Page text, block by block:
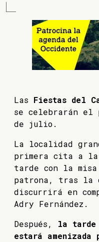
Las Fiestas del
se celebrarán el
de julio.
La localidad
primera cita a la
tarde con la
patrona, tras la
discurrirá en
Adry Fernández.
Después, la tarde
estará amenizada